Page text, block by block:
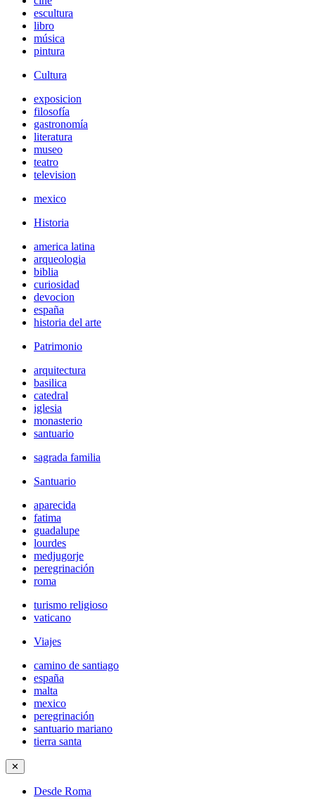
escultura
libro
música
pintura
Cultura
exposicion
filosofía
gastronomía
literatura
museo
teatro
television
mexico
Historia
america latina
arqueologia
biblia
curiosidad
devocion
españa
historia del arte
Patrimonio
arquitectura
basilica
catedral
iglesia
monasterio
santuario
sagrada familia
Santuario
aparecida
fatima
guadalupe
lourdes
medjugorje
peregrinación
roma
turismo religioso
vaticano
Viajes
camino de santiago
españa
malta
mexico
peregrinación
santuario mariano
tierra santa
✕
Desde Roma